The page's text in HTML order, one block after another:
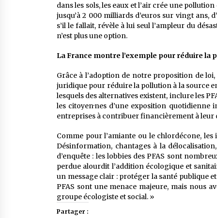
dans les sols, les eaux et l’air crée une
jusqu’à 2 000 milliards d’euros sur vingt ans,
s’il le fallait, révèle à lui seul l’ampleur du
n’est plus une option.
La France montre l’exemple pour réduire la
Grâce à l’adoption de notre proposition de
juridique pour réduire la pollution à la source
lesquels des alternatives existent, inclure les
les citoyen·nes d’une exposition quotidienne
entreprises à contribuer financièrement à
Comme pour l’amiante ou le chlordécone,
Désinformation, chantages à la
d’enquête : les lobbies des PFAS sont
perdue alourdit l’addition écologique et
un message clair : protéger la santé publique
PFAS sont une menace majeure, mais nous
groupe écologiste et social. »
Partager :